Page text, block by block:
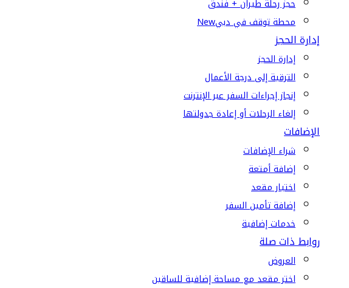
حجز رحلة طيران + فندق
محطة توقف في دبيNew
إدارة الحجز
إدارة الحجز
الترقية إلى درجة الأعمال
إنجاز إجراءات السفر عبر الإنترنت
إلغاء الرحلات أو إعادة جدولتها
الإضافات
شراء الإضافات
إضافة أمتعة
اختيار مقعد
إضافة تأمين السفر
خدمات إضافية
روابط ذات صلة
العروض
اختر مقعد مع مساحة إضافية للساقين